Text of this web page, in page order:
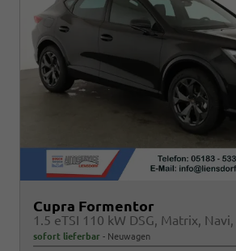
Cupra Formentor
sofort lieferbar Neuwagen